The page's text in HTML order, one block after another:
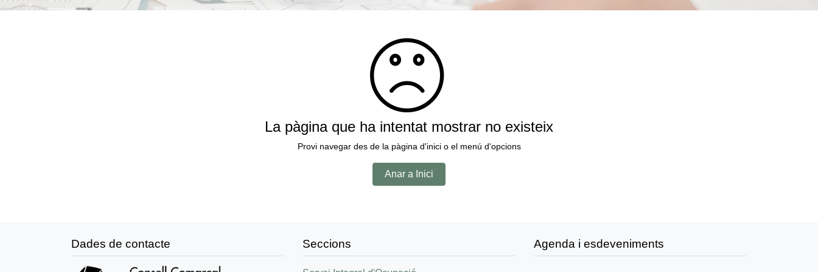
La pàgina que ha intentat mostrar no existeix
Provi navegar des de la pàgina d'inici o el menú d'opcions
Anar a Inici
Dades de contacte Seccions Agenda i esdeveniments